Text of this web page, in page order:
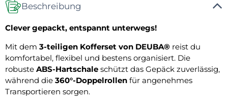
Beschreibung
Clever gepackt, entspannt unterwegs!
Mit dem 3-teiligen Kofferset von DEUBA® reist du
komfortabel, flexibel und bestens organisiert. Die
robuste ABS-Hartschale schützt das Gepäck zuverlässig,
während die 360°-Doppelrollen für angenehmes
Transportieren sorgen.